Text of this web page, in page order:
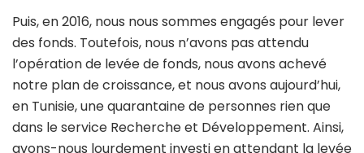
Puis, en 2016, nous nous sommes engagés pour lever
des fonds. Toutefois, nous n’avons pas attendu
l’opération de levée de fonds, nous avons achevé
notre plan de croissance, et nous avons aujourd’hui,
en Tunisie, une quarantaine de personnes rien que
dans le service Recherche et Développement. Ainsi,
avons-nous lourdement investi en attendant la levée